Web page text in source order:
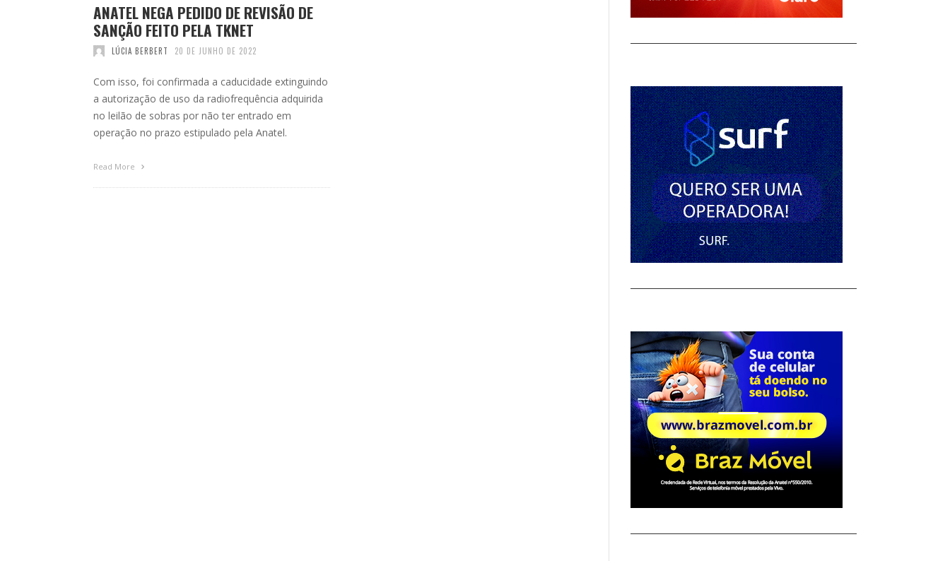
ANATEL NEGA PEDIDO DE REVISÃO DE
SANÇÃO FEITO PELA TKNET
LÚCIA BERBERT 20 DE JUNHO DE 2022
Com isso, foi confirmada a caducidade extinguindo
a autorização de uso da radiofrequência adquirida
no leilão de sobras por não ter entrado em
operação no prazo estipulado pela Anatel.
Read More